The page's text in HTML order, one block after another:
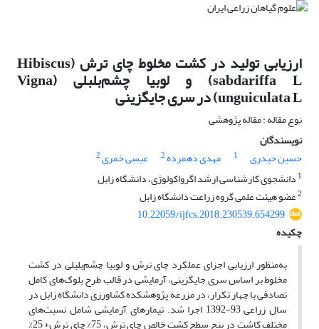
ارزیابی تولید در کشت مخلوط چای ترش (Hibiscus
sabdariffa L) و لوبیا چشم‌بلبلی (Vigna
unguiculata L) در سری‌ جایگزینی
نوع مقاله : مقاله پژوهشی
نویسندگان
حسین حیدری
1 مهدی دهمرده2 عیسی خمری2
1 دانشجوی کارشناسی ارشد اگرواکولوژی، دانشگاه زابل
2عضو هیئت علمی گروه زراعت دانشگاه زابل
10.22059/ijfcs.2018.230539.654299
چکیده
به‌منظور ارزیابی اجزای عملکرد چای ترش و لوبیا چشم‌بلبلی در کشت
مخلوط بر اساس سری جایگزینی، آزمایشی در قالب طرح بلوک‌های کامل
تصادفی با چهار تکرار، در مزرعه پژوهشکده کشاورزی دانشگاه زابل در
سال زراعی 93-1392 اجرا شد. تیمارهای آزمایشی شامل نسبت‌های
مختلف کاشت در پنج سطح کشت خالص چای ترش، 75% چای ترش+ 25%